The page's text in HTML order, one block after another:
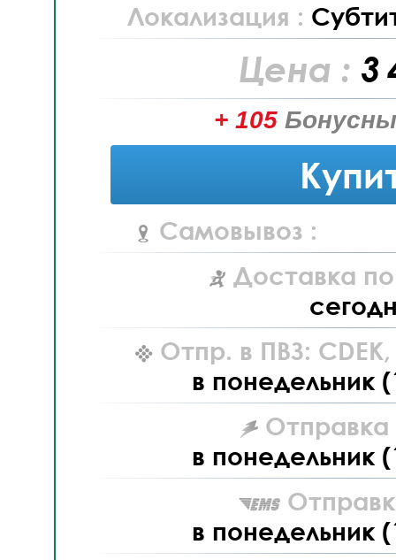
Локализация :
Цена : 3
+ 105
Самовывоз :
Доставка
Отпр. в ПВЗ: CDEK,
в понедельник
Отправка
в понедельник
в понедельник